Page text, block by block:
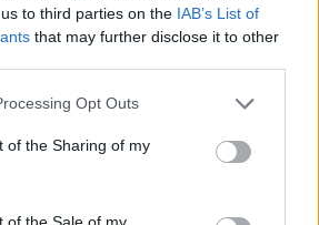
to third parties on the IAB’s List of
that may further disclose it to other
Opt Outs
of the Sharing of my
of the Sale of my